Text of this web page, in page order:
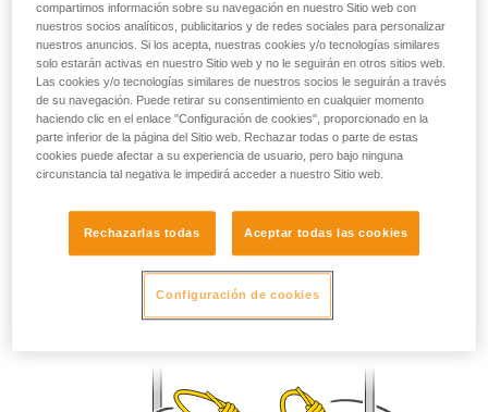
Damos ejemplos de técnicas relacionadas con
su actividad. Pueden existir otras que no
describimos aquí.
Prusik
Bloqueo en los dos sentidos.
compartimos información sobre su navegación en nuestro Sitio web con
nuestros socios analíticos, publicitarios y de redes sociales para personalizar
nuestros anuncios. Si los acepta, nuestras cookies y/o tecnologías similares
solo estarán activas en nuestro Sitio web y no le seguirán en otros sitios web.
Las cookies y/o tecnologías similares de nuestros socios le seguirán a través
de su navegación. Puede retirar su consentimiento en cualquier momento
haciendo clic en el enlace "Configuración de cookies", proporcionado en la
parte inferior de la página del Sitio web. Rechazar todas o parte de estas
cookies puede afectar a su experiencia de usuario, pero bajo ninguna
circunstancia tal negativa le impedirá acceder a nuestro Sitio web.
Rechazarlas todas Aceptar todas las cookies
Configuración de cookies